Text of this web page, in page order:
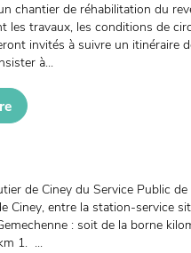
chantier de réhabilitation du
les travaux, les conditions de
invités à suivre un itinéraire
à...
de Ciney du Service Public
Ciney, entre la station-service
: soit de la borne
1. ...